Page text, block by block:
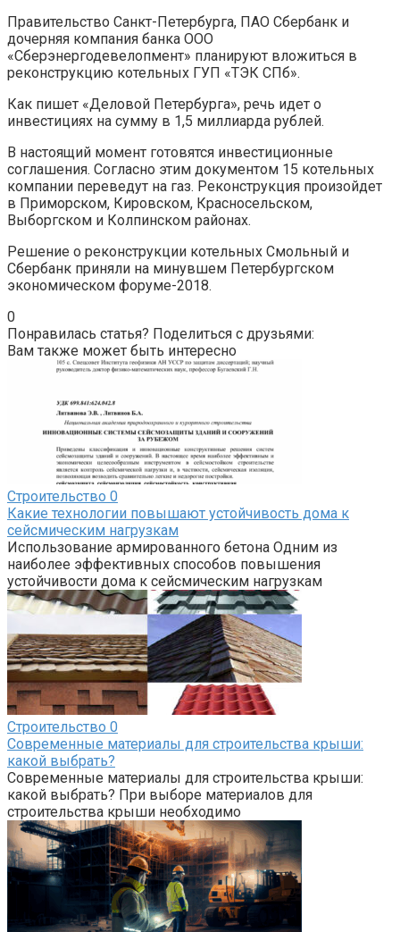
Правительство Санкт-Петербурга, ПАО Сбербанк и
дочерняя компания банка ООО
«Сберэнергодевелопмент» планируют вложиться в
реконструкцию котельных ГУП «ТЭК СПб».
Как пишет «Деловой Петербурга», речь идет о
инвестициях на сумму в 1,5 миллиарда рублей.
В настоящий момент готовятся инвестиционные
соглашения. Согласно этим документом 15 котельных
компании переведут на газ. Реконструкция произойдет
в Приморском, Кировском, Красносельском,
Выборгском и Колпинском районах.
Решение о реконструкции котельных Смольный и
Сбербанк приняли на минувшем Петербургском
экономическом форуме-2018.
0
Понравилась статья? Поделиться с друзьями:
Вам также может быть интересно
Строительство 0
Какие технологии повышают устойчивость дома к
сейсмическим нагрузкам
Использование армированного бетона Одним из
наиболее эффективных способов повышения
устойчивости дома к сейсмическим нагрузкам
Строительство 0
Современные материалы для строительства крыши:
какой выбрать?
Современные материалы для строительства крыши:
какой выбрать? При выборе материалов для
строительства крыши необходимо